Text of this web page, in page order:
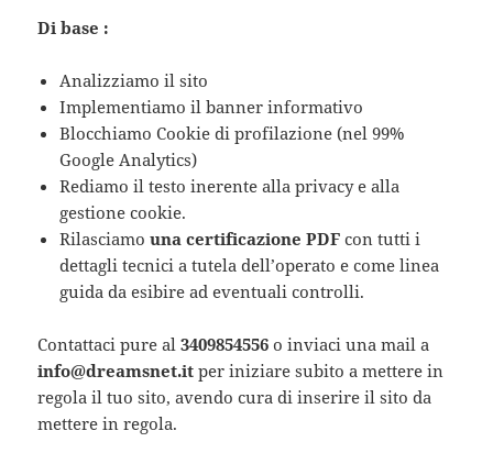
Di base :
Analizziamo il sito
Implementiamo il banner informativo
Blocchiamo Cookie di profilazione (nel 99%
Google Analytics)
Rediamo il testo inerente alla privacy e alla
gestione cookie.
Rilasciamouna certificazione PDF con tutti i
dettagli tecnici a tutela dell’operato e come linea
guida da esibire ad eventuali controlli.
Contattaci pure al3409854556 o inviaci una mail a
info@dreamsnet.itper iniziare subito a mettere in
regola il tuo sito, avendo cura di inserire il sito da
mettere in regola.